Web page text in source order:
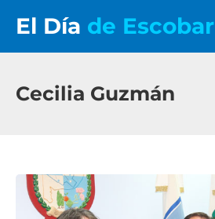
El Día de Escobar
Cecilia Guzmán